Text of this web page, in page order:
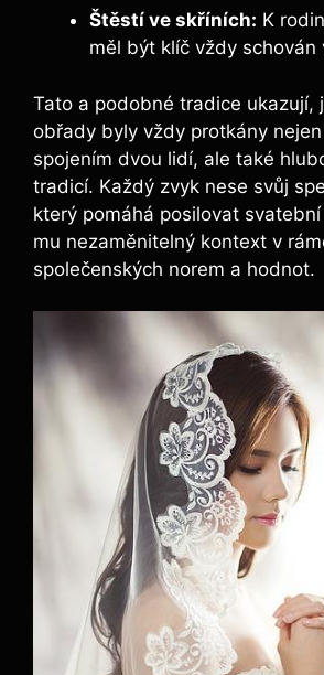
Štěstí ve skříních: K
měl být klíč vždy schován
Tato a podobné tradice ukazují,
obřady byly vždy protkány
spojením dvou lidí, ale také
tradicí. Každý zvyk nese svůj
který pomáhá posilovat
mu nezaměnitelný kontext v
společenských norem a hodnot.